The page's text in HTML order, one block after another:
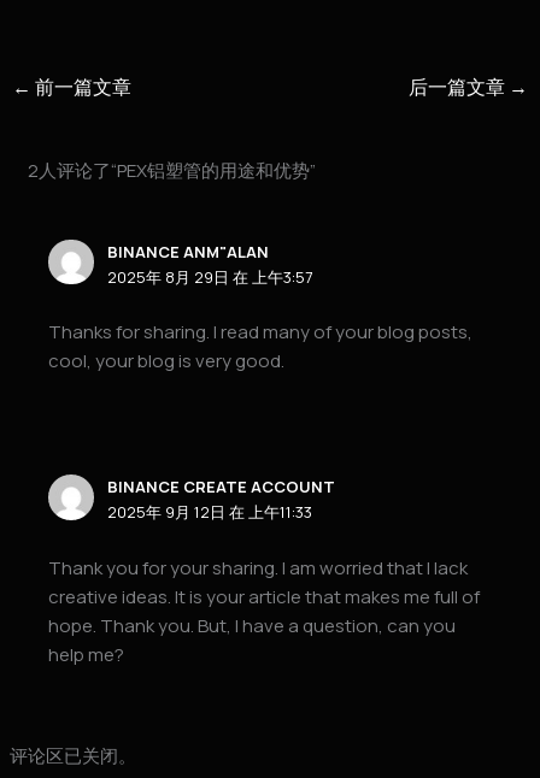
← 前一篇文章 后一篇文章 →
2人评论了“PEX铝塑管的用途和优势”
BINANCE ANM"ALAN
2025年 8月 29日 在 上午3:57
Thanks for sharing. I read many of your blog posts,
cool, your blog is very good.
BINANCE CREATE ACCOUNT
2025年 9月 12日 在 上午11:33
Thank you for your sharing. I am worried that I lack
creative ideas. It is your article that makes me full of
hope. Thank you. But, I have a question, can you
help me?
评论区已关闭。